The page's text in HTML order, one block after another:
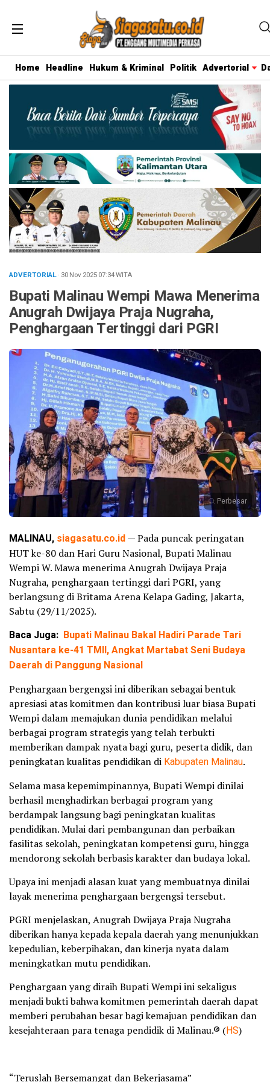
Home Headline Hukum & Kriminal Politik Advertorial
ADVERTORIAL· 30 Nov 202507:34WITA
Bupati Malinau Wempi Mawa Menerima
Anugrah Dwijaya Praja Nugraha,
Penghargaan Tertinggi dari PGRI
Perbesar
MALINAU, siagasatu.co.id— Pada puncak peringatan
HUT ke-80 dan Hari Guru Nasional, Bupati Malinau
Wempi W. Mawa menerima Anugrah Dwijaya Praja
Nugraha, penghargaan tertinggi dari PGRI, yang
berlangsung di Britama Arena Kelapa Gading, Jakarta,
Sabtu (29/11/2025).
Baca Juga: Bupati Malinau Bakal Hadiri Parade Tari
Nusantara ke-41 TMII, Angkat Martabat Seni Budaya
Daerah di Panggung Nasional
Penghargaan bergengsi ini diberikan sebagai bentuk
apresiasi atas komitmen dan kontribusi luar biasa Bupati
Wempi dalam memajukan dunia pendidikan melalui
berbagai program strategis yang telah terbukti
memberikan dampak nyata bagi guru, peserta didik, dan
peningkatan kualitas pendidikan di Kabupaten Malinau.
Selama masa kepemimpinannya, Bupati Wempi dinilai
berhasil menghadirkan berbagai program yang
berdampak langsung bagi peningkatan kualitas
pendidikan. Mulai dari pembangunan dan perbaikan
fasilitas sekolah, peningkatan kompetensi guru, hingga
mendorong sekolah berbasis karakter dan budaya lokal.
Upaya ini menjadi alasan kuat yang membuatnya dinilai
layak menerima penghargaan bergengsi tersebut.
PGRI menjelaskan, Anugrah Dwijaya Praja Nugraha
diberikan hanya kepada kepala daerah yang menunjukkan
kepedulian, keberpihakan, dan kinerja nyata dalam
meningkatkan mutu pendidikan.
Penghargaan yang diraih Bupati Wempi ini sekaligus
menjadi bukti bahwa komitmen pemerintah daerah dapat
memberi perubahan besar bagi kemajuan pendidikan dan
kesejahteraan para tenaga pendidik di Malinau.® (HS)
“Teruslah Bersemangat dan Bekerjasama”